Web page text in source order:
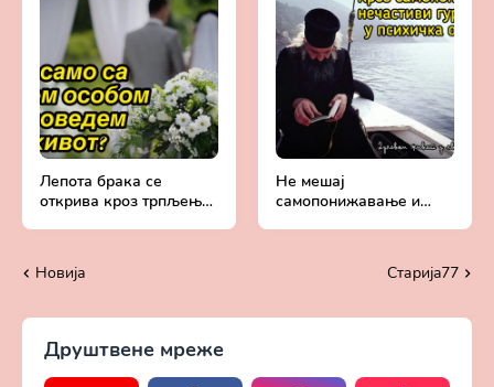
Лепота брака се
открива кроз трпљење
Не мешај
самопонижавање и
Новија Старијa77
Друштвене мреже